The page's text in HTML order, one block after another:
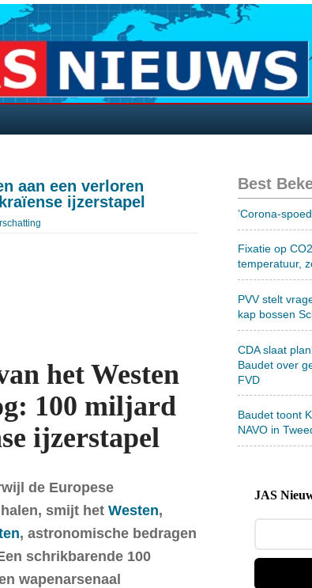
aan een verloren
ijzerstapel
het Westen
100 miljard
ijzerstapel
de Europese
smijt het Westen,
, astronomische bedragen
schrikbarende 100
wapenarsenaal
Best
’Corona-
Fixatie op
temperatuur,
PVV stelt
kap bossen
CDA slaat
Baudet over
FVD
Baudet toont
NAVO in
JAS